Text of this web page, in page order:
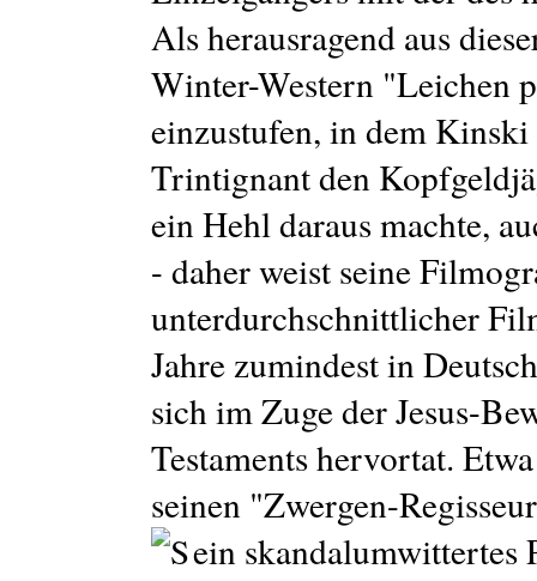
Als herausragend aus
Winter-Western "Leichen
einzustufen, in dem
Trintignant den
ein Hehl daraus machte,
- daher weist seine
unterdurchschnittlicher
Jahre zumindest in
sich im Zuge der Jesus-
Testaments hervortat.
seinen "Zwergen-
ein skandalumwittertes